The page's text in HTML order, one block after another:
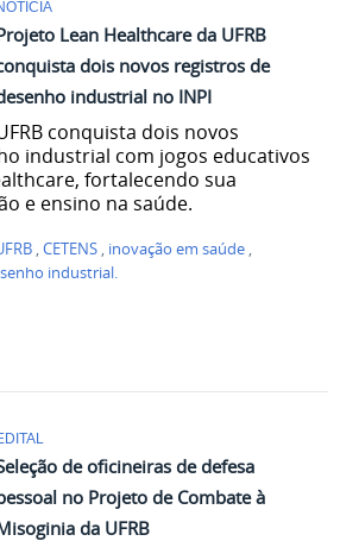
Lean Healthcare da UFRB
dois novos registros de
industrial no INPI
conquista dois novos
industrial com jogos educativos
fortalecendo sua
e ensino na saúde.
,CETENS , inovação em saúde ,
industrial.
de oficineiras de defesa
no Projeto de Combate à
da UFRB